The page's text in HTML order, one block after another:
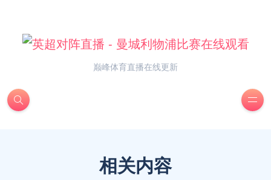
巅峰体育直播在线更新
相关内容